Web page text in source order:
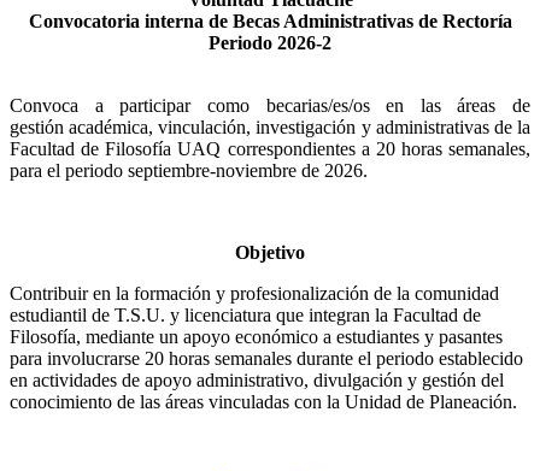
Convocatoria interna de Becas Administrativas de Rectoría
Periodo 2026-2
Convoca a participar como becarias/es/os en las áreas de
gestión académica, vinculación, investigación y administrativas de la
Facultad de Filosofía UAQ correspondientes a 20 horas semanales,
para el periodo septiembre-noviembre de 2026.
Objetivo
Contribuir en la formación y profesionalización de la comunidad
estudiantil de T.S.U. y licenciatura que integran la Facultad de
Filosofía, mediante un apoyo económico a estudiantes y pasantes
para involucrarse 20 horas semanales durante el periodo establecido
en actividades de apoyo administrativo, divulgación y gestión del
conocimiento de las áreas vinculadas con la Unidad de Planeación.